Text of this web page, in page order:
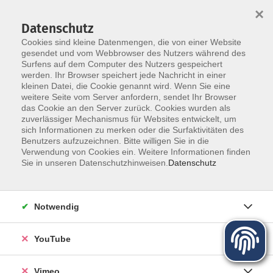
Zum Hauptinhalt springen
Der Kurs konnte nicht gefunden werden.
Über uns
Kursleiter
Partner und Referenzen
Datenschutz
Cookies sind kleine Datenmengen, die von einer Website
gesendet und vom Webbrowser des Nutzers während des
Surfens auf dem Computer des Nutzers gespeichert
werden. Ihr Browser speichert jede Nachricht in einer
kleinen Datei, die Cookie genannt wird. Wenn Sie eine
weitere Seite vom Server anfordern, sendet Ihr Browser
das Cookie an den Server zurück. Cookies wurden als
zuverlässiger Mechanismus für Websites entwickelt, um
sich Informationen zu merken oder die Surfaktivitäten des
Benutzers aufzuzeichnen. Bitte willigen Sie in die
Verwendung von Cookies ein. Weitere Informationen finden
Sie in unseren Datenschutzhinweisen. Datenschutz
×
Notwendig
YouTube